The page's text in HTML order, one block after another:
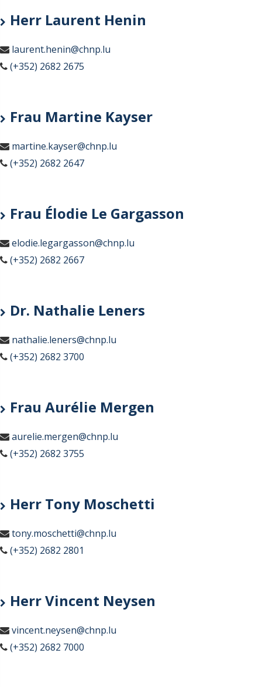
Herr Laurent Henin
laurent.henin@chnp.lu
(+352) 2682 2675
Frau Martine Kayser
martine.kayser@chnp.lu
(+352) 2682 2647
Frau Élodie Le Gargasson
elodie.legargasson@chnp.lu
(+352) 2682 2667
Dr. Nathalie Leners
nathalie.leners@chnp.lu
(+352) 2682 3700
Frau Aurélie Mergen
aurelie.mergen@chnp.lu
(+352) 2682 3755
Herr Tony Moschetti
tony.moschetti@chnp.lu
(+352) 2682 2801
Herr Vincent Neysen
vincent.neysen@chnp.lu
(+352) 2682 7000